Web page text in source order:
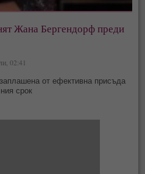
Жана Бергендорф преди
02:41
от ефективна присъда
срок